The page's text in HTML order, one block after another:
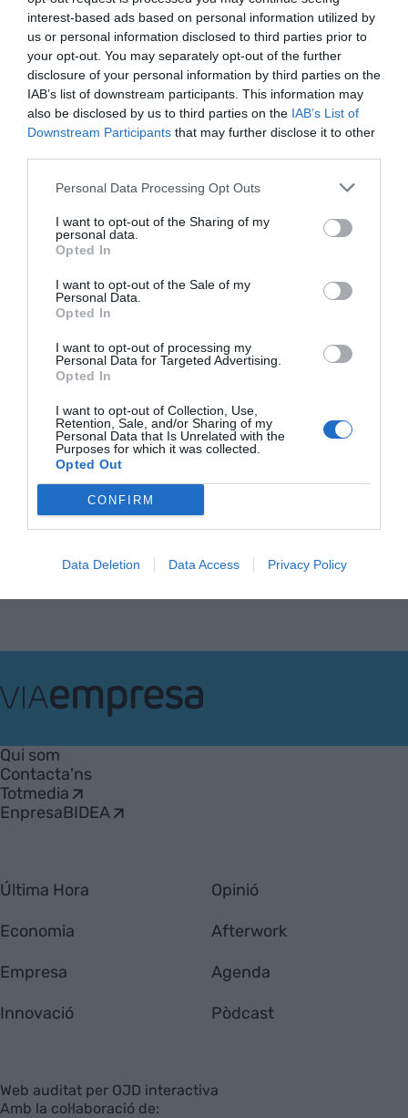
interest-based ads based on personal information utilized by
us or personal information disclosed to third parties prior to
your opt-out. You may separately opt-out of the further
disclosure of your personal information by third parties on the
IAB’s list of downstream participants. This information may
also be disclosed by us to third parties on the IAB’s List of
Downstream Participants that may further disclose it to other
Personal Data Processing Opt Outs
I want to opt-out of the Sharing of my
personal data.
Opted In
I want to opt-out of the Sale of my
Personal Data.
Opted In
I want to opt-out of processing my
Personal Data for Targeted Advertising.
Opted In
I want to opt-out of Collection, Use,
Retention, Sale, and/or Sharing of my
Personal Data that Is Unrelated with the
Purposes for which it was collected.
Opted Out
CONFIRM
Data Deletion Data Access Privacy Policy
L'OPINIÓ
La meritocràcia és còmoda
(per a alguns)
8 de març de 2026
EMMA GUMBERT
Olor de cremat
4 de febrer de 2026
L'OPINIÓ
IA, decisions i persones: els
22 de gener de 2026
EMMA GUMBERT
Anterior 1 2 Següent
Empresa
Qui som
Contacta'ns
Totmedia
EnpresaBIDEA
Última Hora
Economia
Empresa
Innovació
Opinió
Afterwork
Agenda
Pòdcast
Web auditat per OJD interactiva
Amb la col·laboració de: